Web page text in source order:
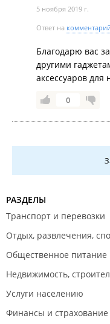
5 ноября 2019 г.
Ответ на комментарий
Благодарю вас
другими
аксессуаров для
0
РАЗДЕЛЫ
Транспорт и перевозки
Отдых, развлечения,
Общественное питание
Недвижимость,
Услуги населению
Финансы и страхование